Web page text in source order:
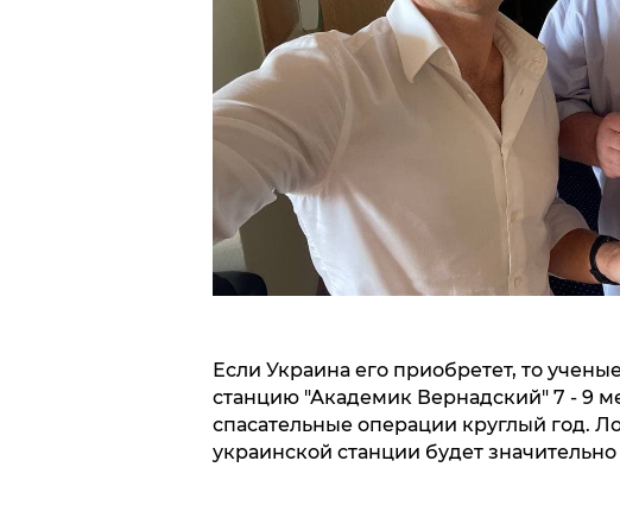
Если Украина его приобретет, то
станцию "Академик Вернадский" 7 - 9
спасательные операции круглый год.
украинской станции будет